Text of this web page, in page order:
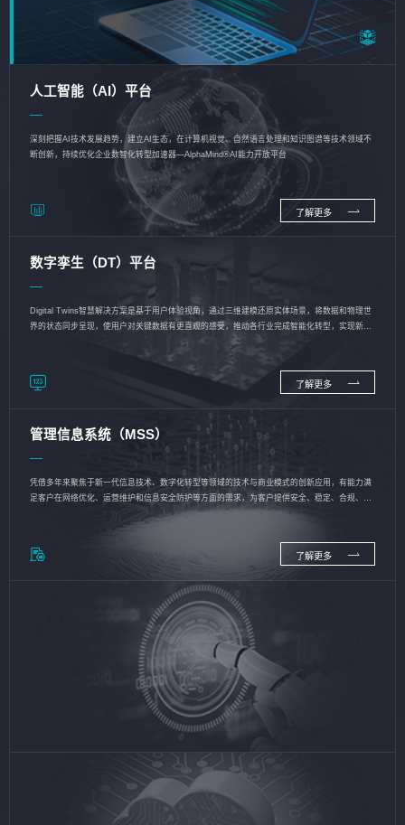
人工智能（AI）平台
深刻把握AI技术发展趋势，建立AI生态，在计算机视觉、自然语言处理和知识图谱等技术领域不
断创新，持续优化企业数智化转型加速器—AlphaMind®AI能力开放平台
了解更多
数字孪生（DT）平台
Digital Twins智慧解决方案是基于用户体验视角，通过三维建模还原实体场景，将数据和物理世
界的状态同步呈现，使用户对关键数据有更直观的感受，推动各行业完成智能化转型，实现新旧
了解更多
管理信息系统（MSS）
凭借多年来聚焦于新一代信息技术、数字化转型等领域的技术与商业模式的创新应用，有能力满
足客户在网络优化、运营维护和信息安全防护等方面的需求，为客户提供安全、稳定、合规、持
了解更多